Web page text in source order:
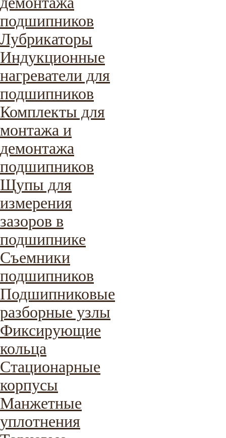
подшипников
Лубрикаторы
Индукционные
нагреватели для
подшипников
Комплекты для
монтажа и
демонтажа
подшипников
Щупы для
измерения
зазоров в
подшипнике
Съемники
подшипников
Подшипниковые
разборные узлы
Фиксирующие
кольца
Стационарные
корпусы
Манжетные
уплотнения